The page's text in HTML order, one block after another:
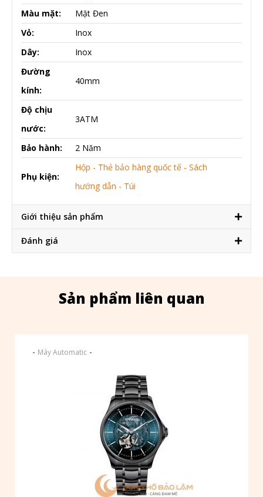
Màu mặt:
Mặt Đen
Vỏ:
Inox
Dây:
Inox
Đường
kính:
40mm
Độ chịu
nước:
3ATM
Bảo hành: 2 Năm
Phụ kiện:
Hộp - Thẻ bảo hàng quốc tế - Sách
hướng dẫn - Túi
Giới thiệu sản phẩm
Đánh giá
Sản phẩm liên quan
- Máy Automatic -